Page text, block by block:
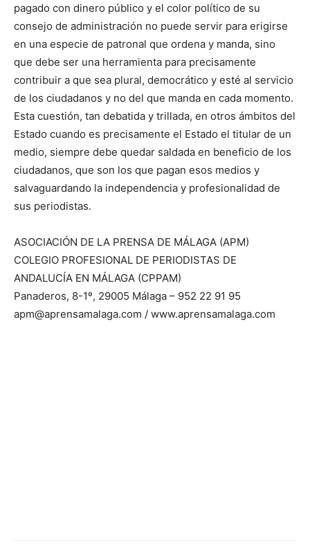
pagado con dinero público y el color político de su
consejo de administración no puede servir para erigirse
en una especie de patronal que ordena y manda, sino
que debe ser una herramienta para precisamente
contribuir a que sea plural, democrático y esté al servicio
de los ciudadanos y no del que manda en cada momento.
Esta cuestión, tan debatida y trillada, en otros ámbitos del
Estado cuando es precisamente el Estado el titular de un
medio, siempre debe quedar saldada en beneficio de los
ciudadanos, que son los que pagan esos medios y
salvaguardando la independencia y profesionalidad de
sus periodistas.
ASOCIACIÓN DE LA PRENSA DE MÁLAGA (APM)
COLEGIO PROFESIONAL DE PERIODISTAS DE
ANDALUCÍA EN MÁLAGA (CPPAM)
Panaderos, 8-1º, 29005 Málaga – 952 22 91 95
apm@aprensamalaga.com / www.aprensamalaga.com